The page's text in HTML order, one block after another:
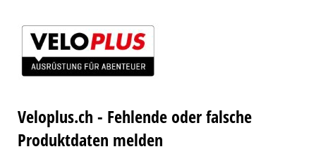
Veloplus.ch - Fehlende oder falsche
Produktdaten melden